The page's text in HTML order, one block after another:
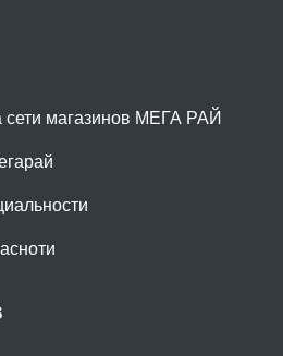
сети магазинов МЕГА РАЙ